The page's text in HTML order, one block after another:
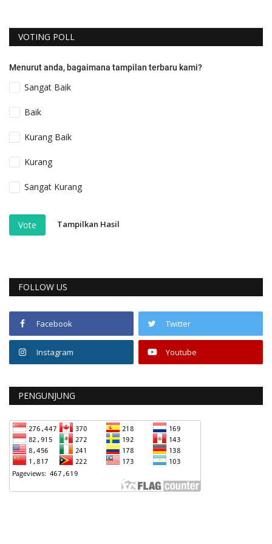
VOTING POLL
Menurut anda, bagaimana tampilan terbaru kami?
Sangat Baik
Baik
Kurang Baik
Kurang
Sangat Kurang
Vote Tampilkan Hasil
FOLLOW US
Facebook Twitter
Instagram Youtube
PENGUNJUNG